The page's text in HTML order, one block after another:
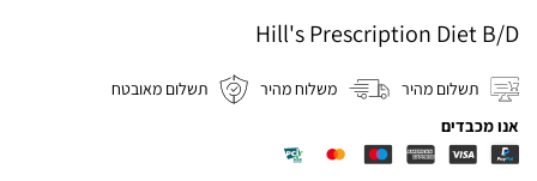
Hill's Prescription Diet B/D
תשלום מהיר משלוח מהיר
תשלום מאובטח
אנו מכבדים